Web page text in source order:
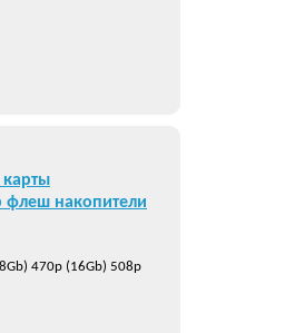
флеш накопители
470р (16Gb) 508р